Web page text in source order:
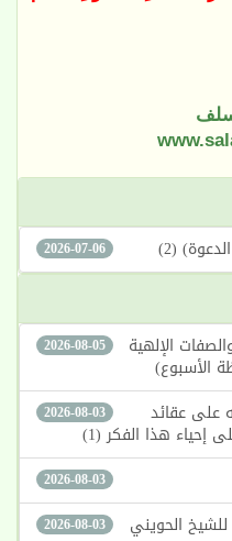
2026-07-06
(2)
2026-08-05 الإلهية
2026-08-03 على عقائد
2026-08-03
2026-08-03 الحويني